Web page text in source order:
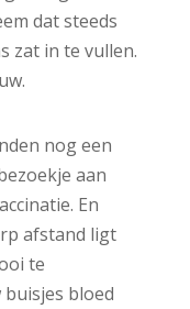
dat steeds
zat in te vullen.
nog een
aan
En
afstand ligt
te
bloed